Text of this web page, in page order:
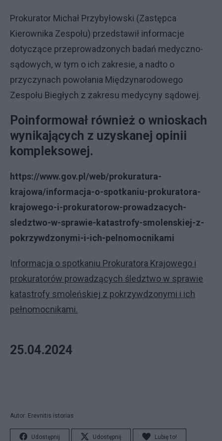
Prokurator Michał Przybyłowski (Zastępca
Kierownika Zespołu) przedstawił informacje
dotyczące przeprowadzonych badań medyczno-
sądowych, w tym o ich zakresie, a nadto o
przyczynach powołania Międzynarodowego
Zespołu Biegłych z zakresu medycyny sądowej.
Poinformował również o wnioskach
wynikających z uzyskanej opinii
kompleksowej.
https://www.gov.pl/web/prokuratura-
krajowa/informacja-o-spotkaniu-prokuratora-
krajowego-i-prokuratorow-prowadzacych-
sledztwo-w-sprawie-katastrofy-smolenskiej-z-
pokrzywdzonymi-i-ich-pelnomocnikami
Informacja o spotkaniu Prokuratora Krajowego i
prokuratorów prowadzących śledztwo w sprawie
katastrofy smoleńskiej z pokrzywdzonymi i ich
pełnomocnikami.
25.04.2024
Autor: Erevnitis istorias
Udostępnij Udostępnij Lubię to!